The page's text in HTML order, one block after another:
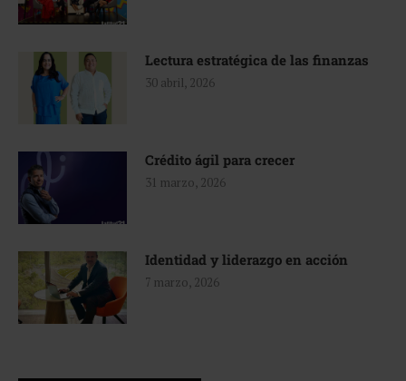
Lectura estratégica de las finanzas
30 abril, 2026
Crédito ágil para crecer
31 marzo, 2026
Identidad y liderazgo en acción
7 marzo, 2026